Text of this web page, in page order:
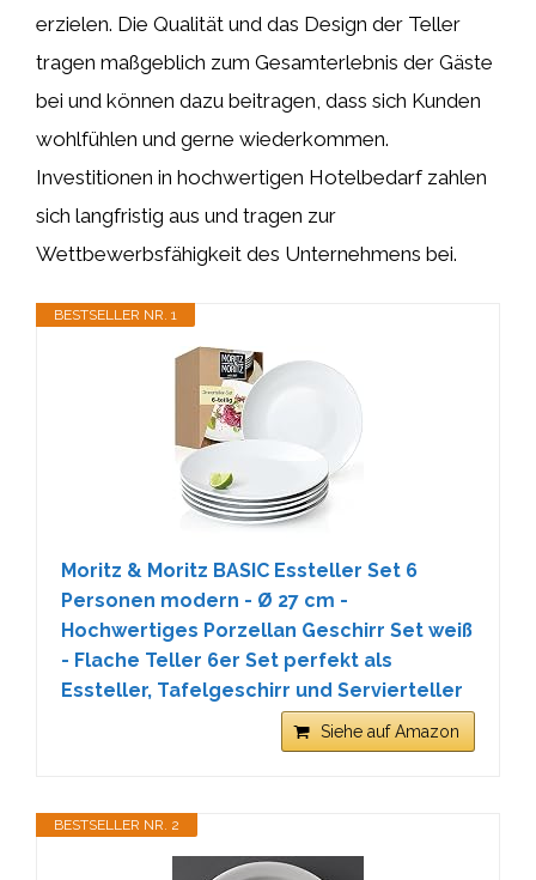
erzielen. Die Qualität und das Design der Teller
tragen maßgeblich zum Gesamterlebnis der Gäste
bei und können dazu beitragen, dass sich Kunden
wohlfühlen und gerne wiederkommen.
Investitionen in hochwertigen Hotelbedarf zahlen
sich langfristig aus und tragen zur
Wettbewerbsfähigkeit des Unternehmens bei.
BESTSELLER NR. 1
Moritz & Moritz BASIC Essteller Set 6
Personen modern - Ø 27 cm -
Hochwertiges Porzellan Geschirr Set weiß
- Flache Teller 6er Set perfekt als
Essteller, Tafelgeschirr und Servierteller
Siehe auf Amazon
BESTSELLER NR. 2